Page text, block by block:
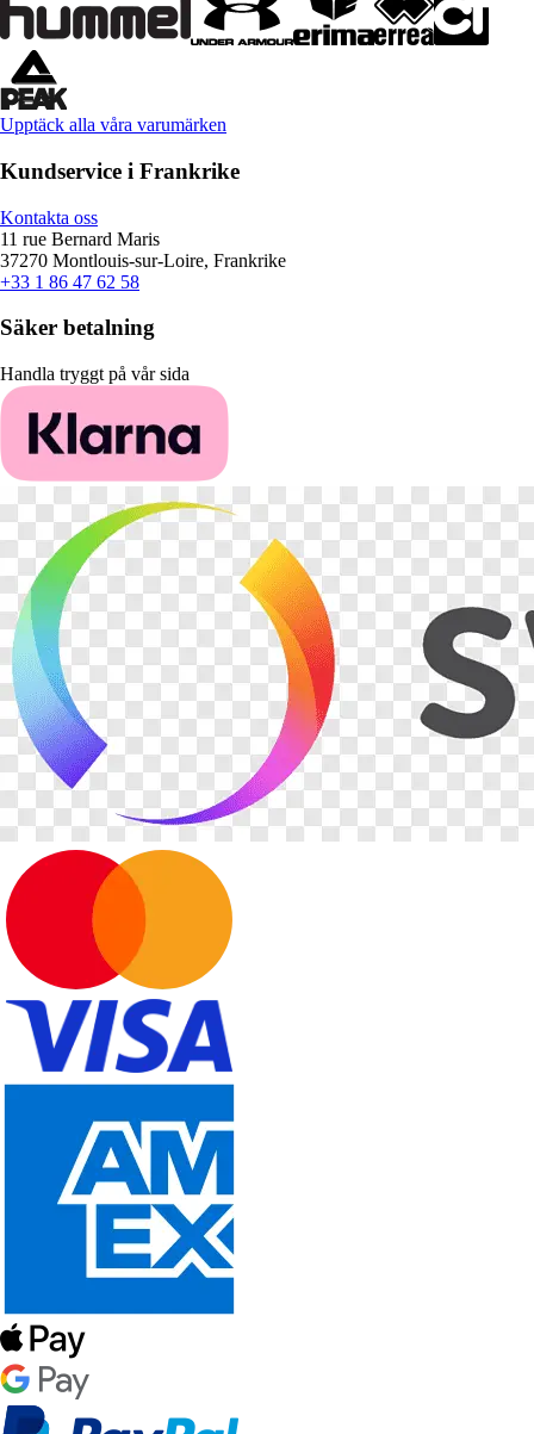
Upptäck alla våra varumärken
Kundservice i Frankrike
Kontakta oss
11 rue Bernard Maris
37270 Montlouis-sur-Loire, Frankrike
+33 1 86 47 62 58
Säker betalning
Handla tryggt på vår sida